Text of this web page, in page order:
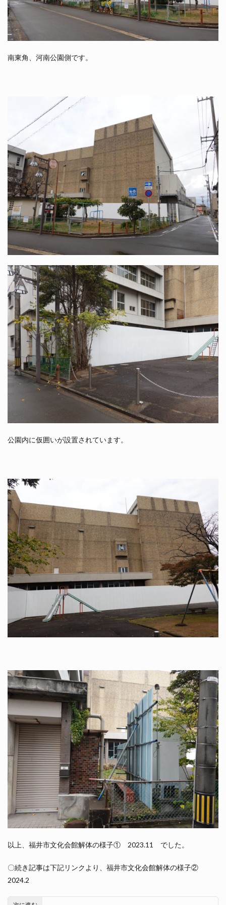
南東角、河南公園側です。
公園内に仮囲いが設置されています。
以上、福井市文化会館解体の様子① 2023.11 でした。
〇続き記事は下記リンクより、福井市文化会館解体の様子②
2024.2